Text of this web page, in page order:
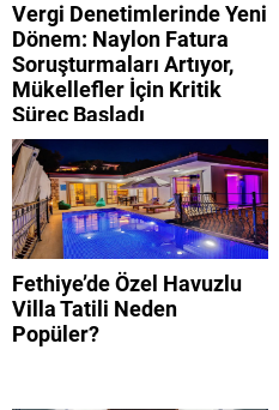
Vergi Denetimlerinde Yeni
Dönem: Naylon Fatura
Soruşturmaları Artıyor,
Mükellefler İçin Kritik
Süreç Başladı
Fethiye’de Özel Havuzlu
Villa Tatili Neden
Popüler?